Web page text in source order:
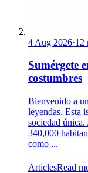
4 Aug 2026·12
Sumérgete
costumbres
Bienvenido a
leyendas. Esta
sociedad
340,000
como ...
ArticlesRead